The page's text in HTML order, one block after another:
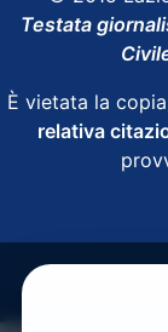
Testata
È vietata la
relativa